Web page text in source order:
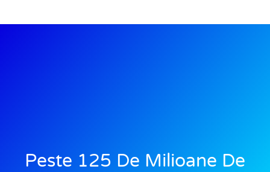
Peste 125 De Milioane De